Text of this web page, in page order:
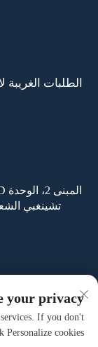
الطلبات
تشينغبي
your privacy
If you don't
cookies.